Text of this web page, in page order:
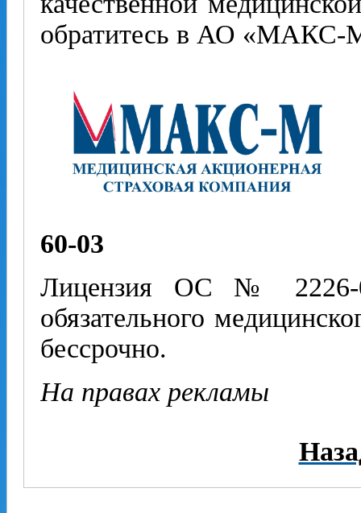
обратитесь в АО «МАКС-
60-03
Лицензия ОС № 2226-
обязательного
бессрочно.
На правах рекламы